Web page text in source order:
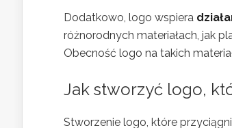
Dodatkowo, logo wspiera
różnorodnych materiałach, jak
Obecność logo na takich
Jak stworzyć logo,
Stworzenie logo, które